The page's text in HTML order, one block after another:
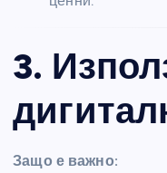
3.
Защо е важно: